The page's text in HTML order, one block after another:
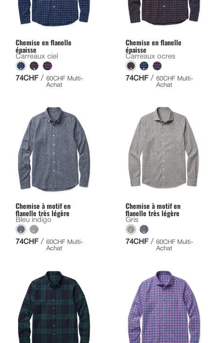
Chemise en flanelle
épaisse
Carreaux ciel
74CHF / 60CHF Multi-
Achat
Chemise en flanelle
épaisse
Carreaux ocres
74CHF / 60CHF Multi-
Achat
Chemise à motif en
flanelle très légère
Bleu indigo
74CHF / 60CHF Multi-
Achat
Chemise à motif en
flanelle très légère
Gris
74CHF / 60CHF Multi-
Achat